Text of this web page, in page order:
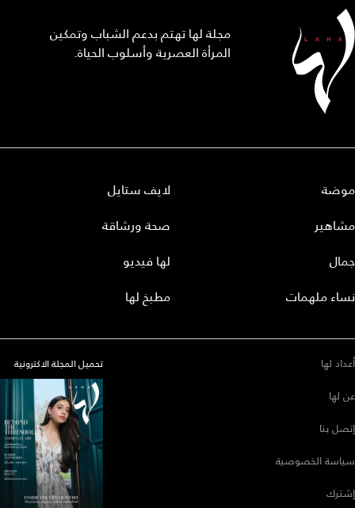
مجلة لها تهتم بدعم الشباب وتمكين
المرأة العصرية وأسلوب الحياة.
موضة
مشاهير
جمال
نساء ملهمات
لايف ستايل
صحة ورشاقة
لها فيديو
مطبخ لها
أعداد لها
عن لها
إتصل بنا
سياسة الخصوصية
إشترك
تحميل المجلة الاكترونية